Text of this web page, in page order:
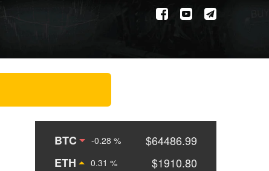
BTC -0.28 %
$64486.99
ETH
0.31 % $1910.80